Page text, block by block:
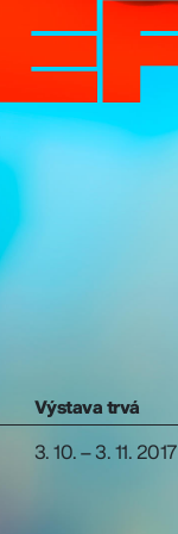
Výstava trvá
3. 10. – 3. 11. 2017